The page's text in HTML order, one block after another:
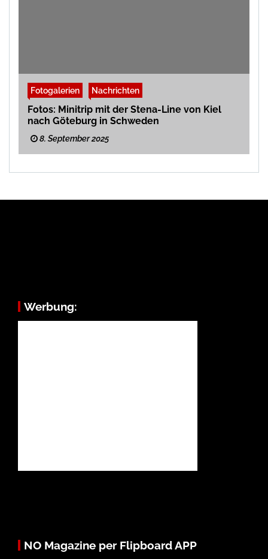
Fotogalerien Nachrichten
Fotos: Minitrip mit der Stena-Line von Kiel
nach Göteburg in Schweden
8. September 2025
Werbung:
NO Magazine per Flipboard APP